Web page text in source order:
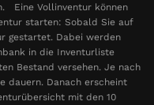
Eine Vollinventur können
starten: Sobald Sie auf
gestartet. Dabei werden
in die Inventurliste
Bestand versehen. Je nach
dauern. Danach erscheint
mit den 10